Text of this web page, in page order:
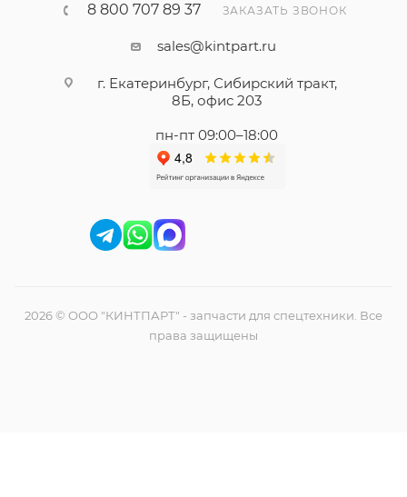
8 800 707 89 37 ЗАКАЗАТЬ ЗВОНОК
sales@kintpart.ru
г. Екатеринбург, Сибирский тракт,
8Б, офис 203
пн-пт 09:00–18:00
2026 © ООО "КИНТПАРТ" - запчасти для спецтехники. Все
права защищены